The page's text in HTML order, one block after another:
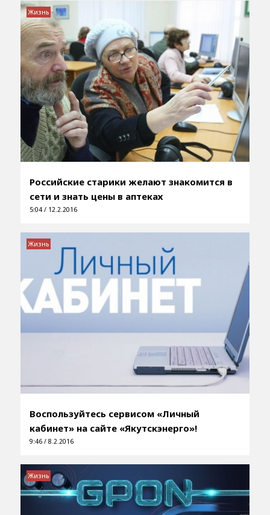
Российские старики желают знакомится в
сети и знать цены в аптеках
5:04 / 12.2.2016
Жизнь
Воспользуйтесь сервисом «Личный
кабинет» на сайте «Якутскэнерго»!
9:46 / 8.2.2016
Жизнь
Жизнь